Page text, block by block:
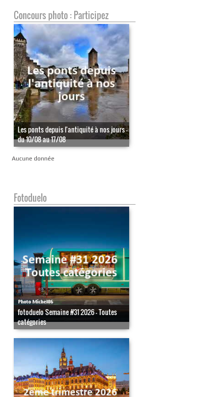
Concours photo : Participez
Les ponts depuis l'antiquité à nos jours -
du 10/08 au 17/08
Aucune donnée
Fotoduelo
fotoduelo Semaine #31 2026 - Toutes
catégories